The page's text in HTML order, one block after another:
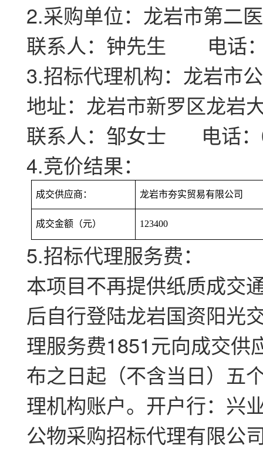
2.采购单位：龙岩市第二
联系人：钟先生 电话：
3.招标代理机构：龙岩市
地址：龙岩市新罗区龙岩
联系人：邹女士 电话：
4.竞价结果：
成交供应商： 龙岩市夯实贸易有限公司
成交金额（元） 123400
5.招标代理服务费：
本项目不再提供纸质成交
后自行登陆龙岩国资阳光
理服务费1851元向成交供
布之日起（不含当日）五
理机构账户。开户行：兴
公物采购招标代理有限公